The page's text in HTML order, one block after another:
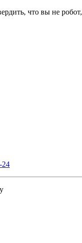
что вы не робот,
24